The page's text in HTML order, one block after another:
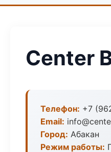
Center
Телефон: +7
Email:
Город: Абакан
Режим работы: